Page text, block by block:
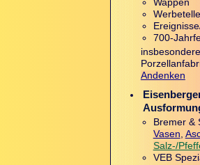
Wappen
700-
Andenken
Bremer &
Vasen,
Salz-/
VEB